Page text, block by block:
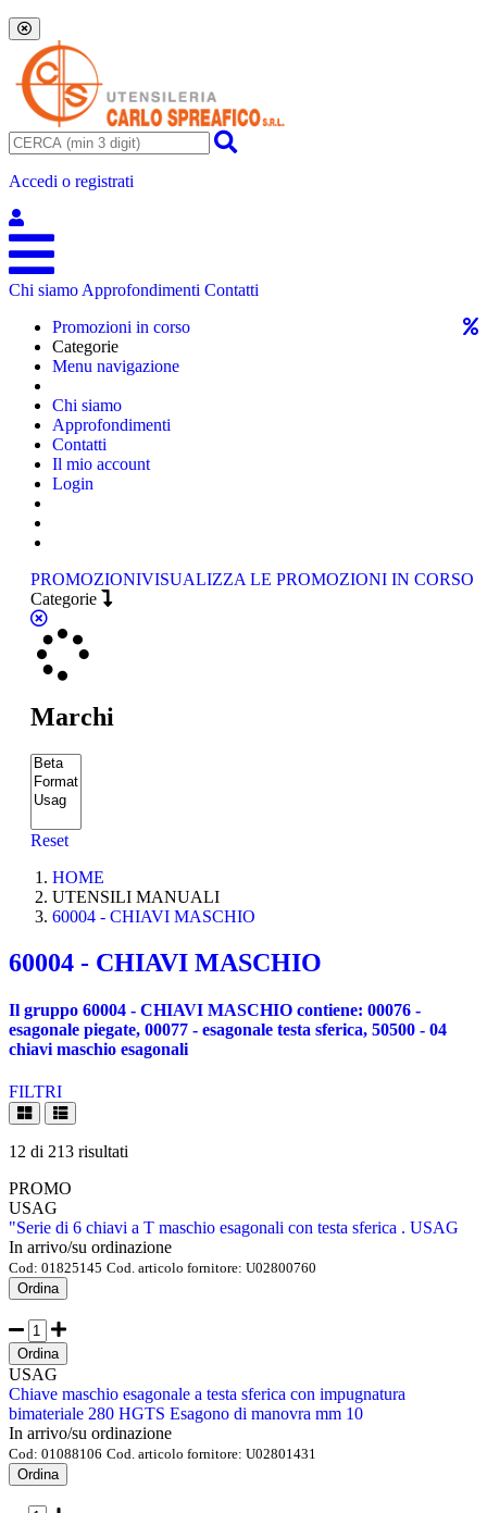
Accedi o registrati
Chi siamo Approfondimenti Contatti
Promozioni in corso
Categorie
Menu navigazione
Chi siamo
Approfondimenti
Contatti
Il mio account
Login
PROMOZIONIVISUALIZZA LE PROMOZIONI IN CORSO
Categorie
Marchi
Reset
HOME
UTENSILI MANUALI
60004 - CHIAVI MASCHIO
60004 - CHIAVI MASCHIO
Il gruppo 60004 - CHIAVI MASCHIO contiene: 00076 -
esagonale piegate, 00077 - esagonale testa sferica, 50500 - 04
chiavi maschio esagonali
FILTRI
12 di 213 risultati
PROMO
USAG
"Serie di 6 chiavi a T maschio esagonali con testa sferica . USAG
In arrivo/su ordinazione
Cod: 01825145 Cod. articolo fornitore: U02800760
Ordina
Ordina
USAG
Chiave maschio esagonale a testa sferica con impugnatura
bimateriale 280 HGTS Esagono di manovra mm 10
In arrivo/su ordinazione
Cod: 01088106 Cod. articolo fornitore: U02801431
Ordina